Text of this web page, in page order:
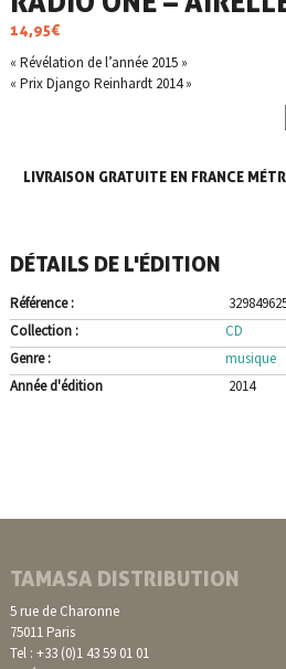
14,95€
« Révélation de l’année 2015 »
« Prix Django Reinhardt 2014 »
LIVRAISON GRATUITE EN FRANCE
DÉTAILS DE L'ÉDITION
Référence :
Collection :
CD
Genre :
musique
Année d'édition
2014
TAMASA DISTRIBUTION
5 rue de Charonne
75011 Paris
Tel : +33 (0)1 43 59 01 01